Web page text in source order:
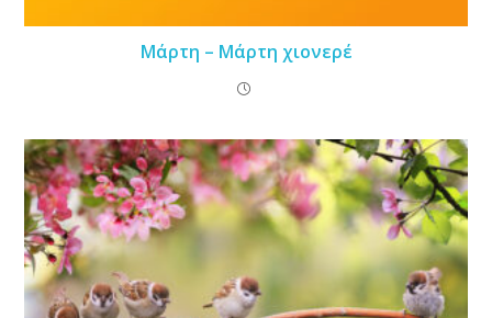
Μάρτη – Μάρτη χιονερέ